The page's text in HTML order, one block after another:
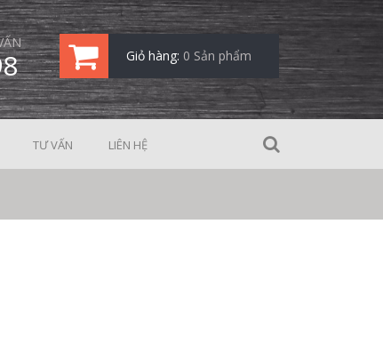
Giỏ hàng: 0 Sản phẩm
TƯ VẤN LIÊN HỆ